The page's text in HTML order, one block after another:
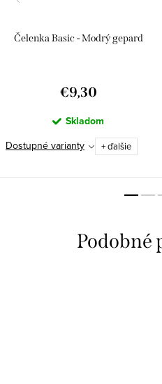
Čelenka Basic - Modrý gepard
€9,30
Skladom
Dostupné varianty + ďalšie